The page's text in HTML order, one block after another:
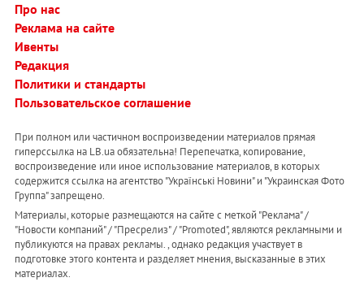
Про нас
Реклама на сайте
Ивенты
Редакция
Политики и стандарты
Пользовательское соглашение
При полном или частичном воспроизведении материалов прямая
гиперссылка на LB.ua обязательна! Перепечатка, копирование,
воспроизведение или иное использование материалов, в которых
содержится ссылка на агентство "Українськi Новини" и "Украинская Фото
Группа" запрещено.
Материалы, которые размещаются на сайте с меткой "Реклама" /
"Новости компаний" / "Пресрелиз" / "Promoted", являются рекламными и
публикуются на правах рекламы. , однако редакция участвует в
подготовке этого контента и разделяет мнения, высказанные в этих
материалах.